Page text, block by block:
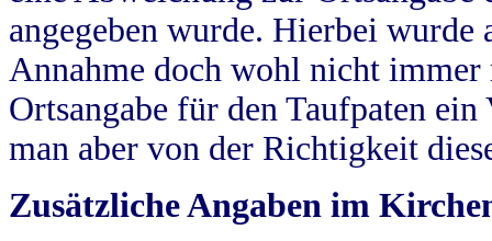
angegeben wurde. Hierbei wurde
Annahme doch wohl nicht
Ortsangabe für den Taufpaten
man aber von der Richtigkeit
Zusätzliche Angaben im